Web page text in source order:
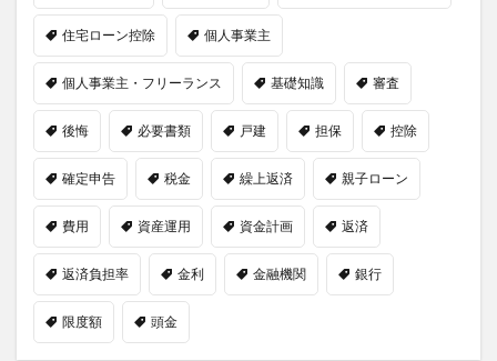
住宅ローン控除 個人事業主
個人事業主・フリーランス 基礎知識 審査
後悔 必要書類 戸建 担保 控除
確定申告 税金 繰上返済 親子ローン
費用 資産運用 資金計画 返済
返済負担率 金利 金融機関 銀行
限度額 頭金